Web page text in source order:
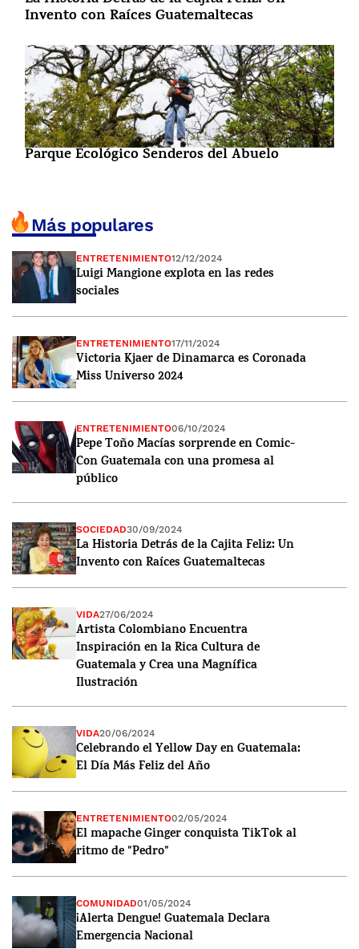
Invento con Raíces Guatemaltecas
Parque Ecológico Senderos del Abuelo
Más populares
ENTRETENIMIENTO12/12/2024
Luigi Mangione explota en las redes
sociales
ENTRETENIMIENTO17/11/2024
Victoria Kjaer de Dinamarca es Coronada
Miss Universo 2024
ENTRETENIMIENTO06/10/2024
Pepe Toño Macías sorprende en Comic-
Con Guatemala con una promesa al
público
SOCIEDAD30/09/2024
La Historia Detrás de la Cajita Feliz: Un
Invento con Raíces Guatemaltecas
VIDA27/06/2024
Artista Colombiano Encuentra
Inspiración en la Rica Cultura de
Guatemala y Crea una Magnífica
Ilustración
VIDA20/06/2024
Celebrando el Yellow Day en Guatemala:
El Día Más Feliz del Año
ENTRETENIMIENTO02/05/2024
El mapache Ginger conquista TikTok al
ritmo de "Pedro"
COMUNIDAD01/05/2024
¡Alerta Dengue! Guatemala Declara
Emergencia Nacional